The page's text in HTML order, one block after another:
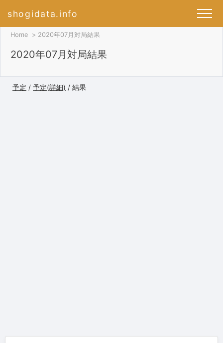
shogidata.info
Home 2020年07月対局結果
2020年07月対局結果
予定 / 予定(詳細) / 結果